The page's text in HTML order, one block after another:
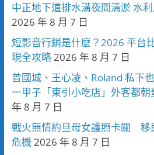
中正地下道排水溝夜間清淤 水
2026 年 8 月 7 日
短影音行銷是什麼？2026 平台
現全攻略2026 年 8 月 7 日
曾國城、王心凌、Roland 私下
一甲子「東引小吃店」外客都
年 8 月 7 日
戰火無情約旦母女護照卡關 移
危機2026 年 8 月 7 日